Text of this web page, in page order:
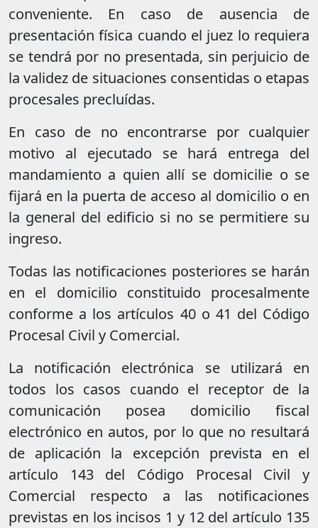
conveniente. En caso de ausencia de
presentación física cuando el juez lo requiera
se tendrá por no presentada, sin perjuicio de
la validez de situaciones consentidas o etapas
procesales precluídas.
En caso de no encontrarse por cualquier
motivo al ejecutado se hará entrega del
mandamiento a quien allí se domicilie o se
fijará en la puerta de acceso al domicilio o en
la general del edificio si no se permitiere su
ingreso.
Todas las notificaciones posteriores se harán
en el domicilio constituido procesalmente
conforme a los artículos 40 o 41 del Código
Procesal Civil y Comercial.
La notificación electrónica se utilizará en
todos los casos cuando el receptor de la
comunicación posea domicilio fiscal
electrónico en autos, por lo que no resultará
de aplicación la excepción prevista en el
artículo 143 del Código Procesal Civil y
Comercial respecto a las notificaciones
previstas en los incisos 1 y 12 del artículo 135